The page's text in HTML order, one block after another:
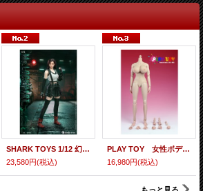
SHARK TOYS 1/12 幻想女性戦士 アクションフィギュア SK005
23,580円(税込)
PLAY TOY 女性ボディ2.0 XL/L/M/S-004 1/6
16,980円(税込)